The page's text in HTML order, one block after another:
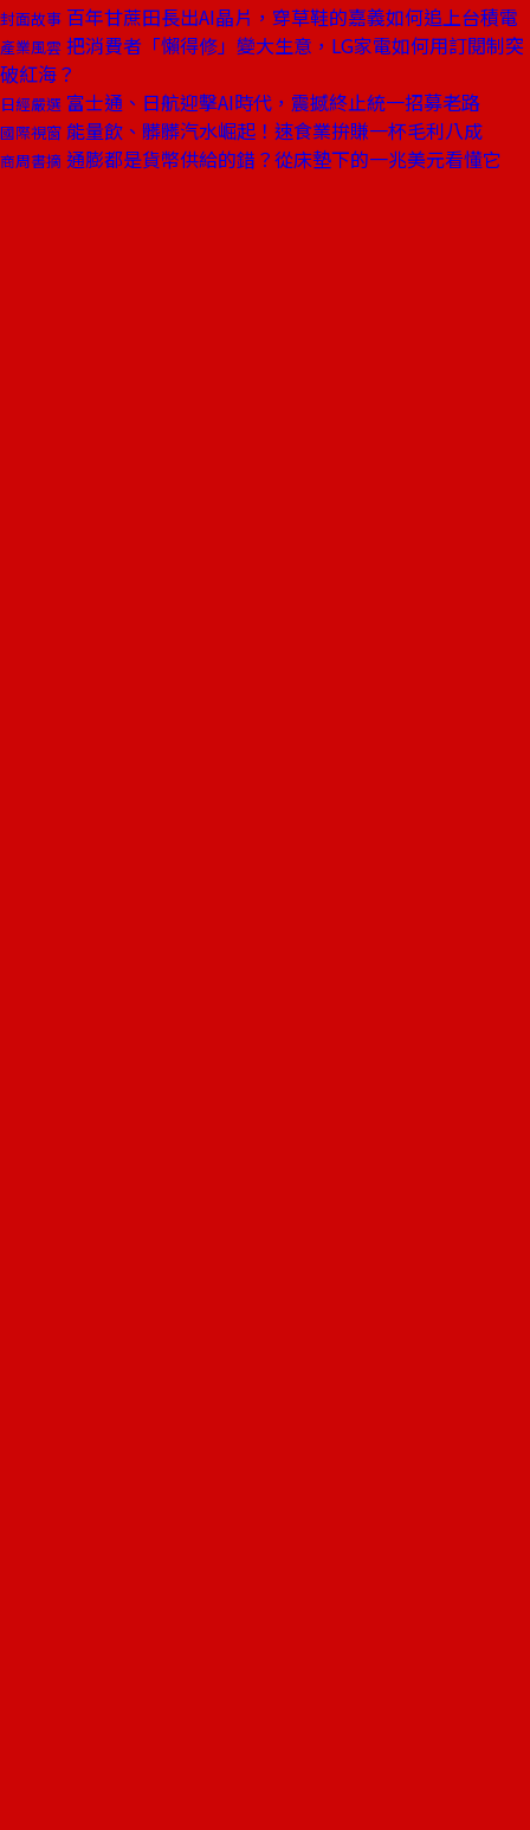
封面故事 百年甘蔗田長出AI晶片，穿草鞋的嘉義如何追上台積電
產業風雲 把消費者「懶得修」變大生意，LG家電如何用訂閱制突
破紅海？
日經嚴選 富士通、日航迎擊AI時代，震撼終止統一招募老路
國際視窗 能量飲、髒髒汽水崛起！速食業拚賺一杯毛利八成
商周書摘 通膨都是貨幣供給的錯？從床墊下的一兆美元看懂它